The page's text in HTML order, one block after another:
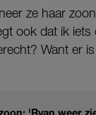
ze haar
ook dat ik
Want er